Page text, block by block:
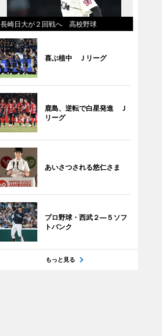
長崎日大が２回戦へ 高校野球
喜ぶ植中 Ｊリーグ
鹿島、逆転で白星発進 Ｊ
リーグ
あいさつされる悠仁さま
プロ野球・西武２―５ソフ
トバンク
もっと見る